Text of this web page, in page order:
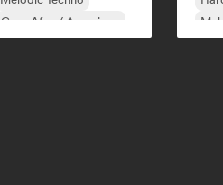
Casa Afro / Amapiano